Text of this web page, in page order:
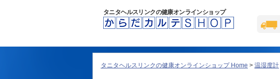
タニタヘルスリンクの健康オンラインショップ
タニタヘルスリンクの健康オンラインショップ Home > 温湿度計